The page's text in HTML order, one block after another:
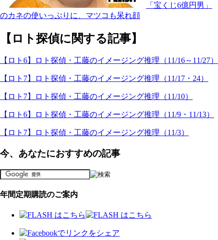
「宝くじ6億円男」
のカネの使いっぷりに、マツコも呆れ顔
【ロト探偵に関する記事】
【ロト6】ロト探偵・工藤のイメージング推理（11/16～11/27）
【ロト7】ロト探偵・工藤のイメージング推理（11/17・24）
【ロト7】ロト探偵・工藤のイメージング推理（11/10）
【ロト6】ロト探偵・工藤のイメージング推理（11/9・11/13）
【ロト7】ロト探偵・工藤のイメージング推理（11/3）
今、あなたにおすすめの記事
年間定期購読のご案内